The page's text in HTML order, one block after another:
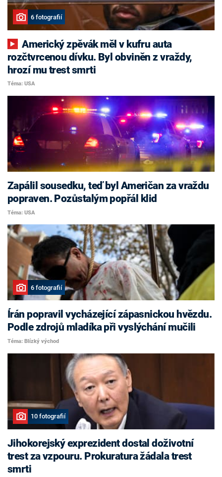
6 fotografií
Americký zpěvák měl v kufru auta
rozčtvrcenou dívku. Byl obviněn z vraždy,
hrozí mu trest smrti
Téma: USA
Zapálil sousedku, teď byl Američan za vraždu
popraven. Pozůstalým popřál klid
Téma: USA
6 fotografií
Írán popravil vycházející zápasnickou hvězdu.
Podle zdrojů mladíka při vyslýchání mučili
Téma: Blízký východ
10 fotografií
Jihokorejský exprezident dostal doživotní
trest za vzpouru. Prokuratura žádala trest
smrti